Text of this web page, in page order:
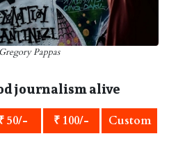
Pappas
journalism alive
50/- ₹ 100/- Custom